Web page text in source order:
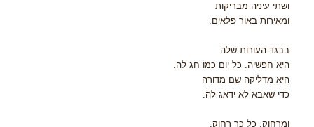
ושתי עיניה מבריקות
ומאירות באור פלאים.
בבגד העורות שלה
היא חפשיה. כל יום כמו חג לה.
היא מדליקה שם מדורה
כדי שאבא לא ידאג לה.
ומרחוק, כל כך רחוק,